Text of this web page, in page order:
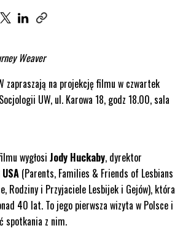
UDOSTĘPNIJ ARTYKUŁ NA FACEBOOK. STRONA
UDOSTĘPNIJ ARTYKUŁ NA TWITTER.
UDOSTĘPNIJ ARTYKUŁ NA LINKEDIN.
Weaver
zapraszają na projekcję filmu w czwartek
UW, ul. Karowa 18, godz 18.00, sala
wygłosi Jody Huckaby, dyrektor
USA (Parents, Families & Friends of Lesbians
Rodziny i Przyjaciele Lesbijek i Gejów), która
40 lat. To jego pierwsza wizyta w Polsce i
spotkania z nim.